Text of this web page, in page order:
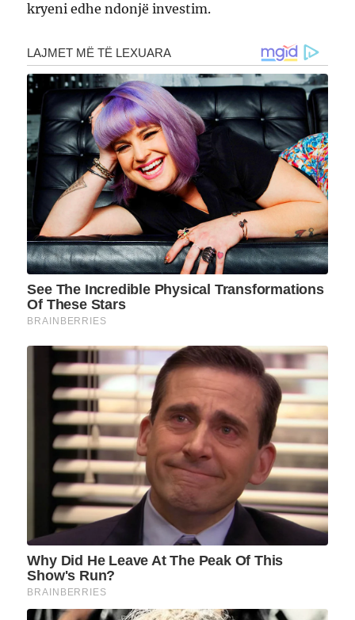
kryeni edhe ndonjë investim.